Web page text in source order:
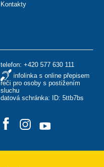
telefon: +420 577 630 111
infolinka s online přepisem
řeči pro osoby s postižením
sluchu
datová schránka: ID: 5ttb7bs
Kontakty